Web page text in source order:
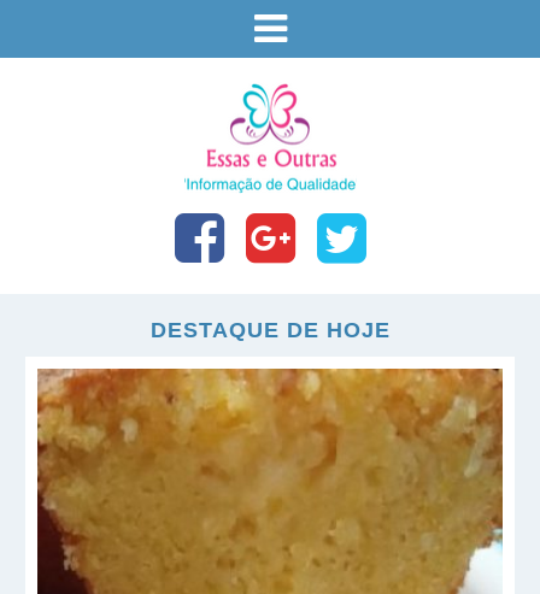
DESTAQUE DE HOJE